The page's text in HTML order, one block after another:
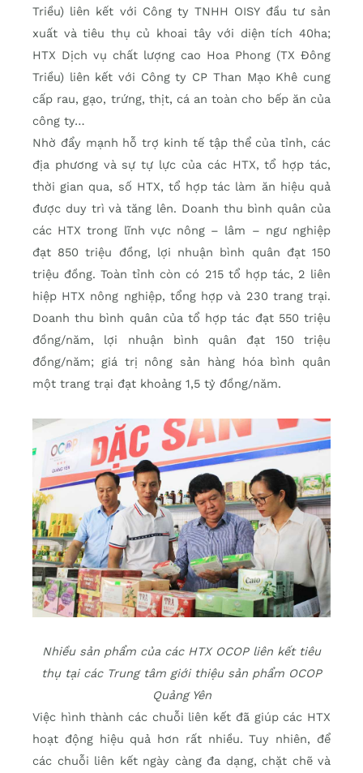
Triều) liên kết với Công ty TNHH OISY đầu tư sản
xuất và tiêu thụ củ khoai tây với diện tích 40ha;
HTX Dịch vụ chất lượng cao Hoa Phong (TX Đông
Triều) liên kết với Công ty CP Than Mạo Khê cung
cấp rau, gạo, trứng, thịt, cá an toàn cho bếp ăn của
công ty…
Nhờ đẩy mạnh hỗ trợ kinh tế tập thể của tỉnh, các
địa phương và sự tự lực của các HTX, tổ hợp tác,
thời gian qua, số HTX, tổ hợp tác làm ăn hiệu quả
được duy trì và tăng lên. Doanh thu bình quân của
các HTX trong lĩnh vực nông – lâm – ngư nghiệp
đạt 850 triệu đồng, lợi nhuận bình quân đạt 150
triệu đồng. Toàn tỉnh còn có 215 tổ hợp tác, 2 liên
hiệp HTX nông nghiệp, tổng hợp và 230 trang trại.
Doanh thu bình quân của tổ hợp tác đạt 550 triệu
đồng/năm, lợi nhuận bình quân đạt 150 triệu
đồng/năm; giá trị nông sản hàng hóa bình quân
một trang trại đạt khoảng 1,5 tỷ đồng/năm.
Nhiều sản phẩm của các HTX OCOP liên kết tiêu
thụ tại các Trung tâm giới thiệu sản phẩm OCOP
Quảng Yên
Việc hình thành các chuỗi liên kết đã giúp các HTX
hoạt động hiệu quả hơn rất nhiều. Tuy nhiên, để
các chuỗi liên kết ngày càng đa dạng, chặt chẽ và